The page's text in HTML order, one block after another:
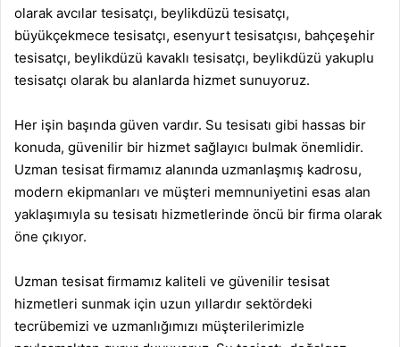
olarak avcılar tesisatçı, beylikdüzü tesisatçı,
büyükçekmece tesisatçı, esenyurt tesisatçısı, bahçeşehir
tesisatçı, beylikdüzü kavaklı tesisatçı, beylikdüzü yakuplu
tesisatçı olarak bu alanlarda hizmet sunuyoruz.
Her işin başında güven vardır. Su tesisatı gibi hassas bir
konuda, güvenilir bir hizmet sağlayıcı bulmak önemlidir.
Uzman tesisat firmamız alanında uzmanlaşmış kadrosu,
modern ekipmanları ve müşteri memnuniyetini esas alan
yaklaşımıyla su tesisatı hizmetlerinde öncü bir firma olarak
öne çıkıyor.
Uzman tesisat firmamız kaliteli ve güvenilir tesisat
hizmetleri sunmak için uzun yıllardır sektördeki
tecrübemizi ve uzmanlığımızı müşterilerimizle